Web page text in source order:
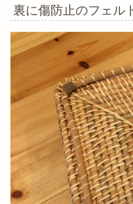
裏に傷防止のフェル